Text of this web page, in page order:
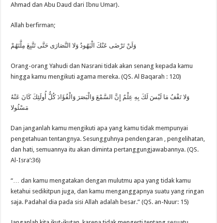
Ahmad dan Abu Daud dari Ibnu Umar).
Allah berfirman;
وَلَنْ تَرْضَى عَنْكَ الْيَهُودُ وَلا النَّصَارَى حَتَّى تَتَّبِعَ مِلَّتَهُمْ
Orang-orang Yahudi dan Nasrani tidak akan senang kepada kamu
hingga kamu mengikuti agama mereka. (QS. Al Baqarah : 120)
وَلا تَقْفُ مَا لَيْسَ لَكَ بِهِ عِلْمٌ إِنَّ السَّمْعَ وَالْبَصَرَ وَالْفُؤَادَ كُلُّ أُولَئِكَ كَانَ عَنْهُ
مَسْئُولا
Dan janganlah kamu mengikuti apa yang kamu tidak mempunyai
pengetahuan tentangnya. Sesungguhnya pendengaran , pengelihatan,
dan hati, semuannya itu akan diminta pertanggungjawabannya. (QS.
Al-Isra’:36)
“… dan kamu mengatakan dengan mulutmu apa yang tidak kamu
ketahui sedikitpun juga, dan kamu menganggapnya suatu yang ringan
saja. Padahal dia pada sisi Allah adalah besar.” (QS. an-Nuur: 15)